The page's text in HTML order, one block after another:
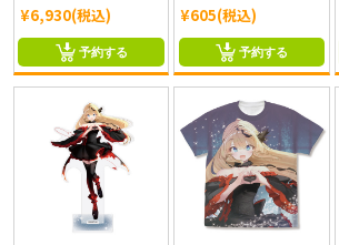
¥6,930(税込)
予約する
¥605(税込)
予約する